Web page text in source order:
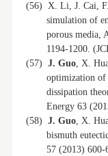
(56) X. Li, J. Cai,
simulation of
porous media,
1194-1200.
(57) J. Guo, X.
optimization of
dissipation
Energy 63
(58) J. Guo, X.
bismuth
57 (2013) 600-